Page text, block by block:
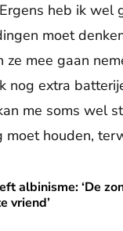
heb ik
moet
ze mee gaan
nog extra
me soms wel
moet houden,
albinisme: ‘De
vriend’
albinisme: ‘De zon